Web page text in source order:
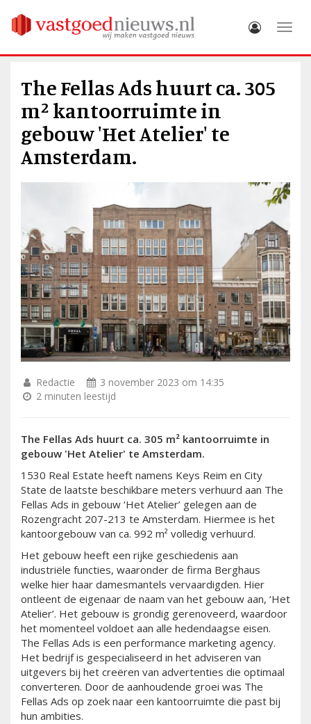
The Fellas Ads huurt ca. 305
m² kantoorruimte in
gebouw 'Het Atelier' te
Amsterdam.
Redactie
3 november 2023 om 14:35
2 minuten leestijd
The Fellas Ads huurt ca. 305 m² kantoorruimte in
gebouw 'Het Atelier' te Amsterdam.
1530 Real Estate heeft namens Keys Reim en City
State de laatste beschikbare meters verhuurd aan The
Fellas Ads in gebouw ‘Het Atelier’ gelegen aan de
Rozengracht 207-213 te Amsterdam. Hiermee is het
kantoorgebouw van ca. 992 m² volledig verhuurd.
Het gebouw heeft een rijke geschiedenis aan
industriële functies, waaronder de firma Berghaus
welke hier haar damesmantels vervaardigden. Hier
ontleent de eigenaar de naam van het gebouw aan, ‘Het
Atelier’. Het gebouw is grondig gerenoveerd, waardoor
het momenteel voldoet aan alle hedendaagse eisen.
The Fellas Ads is een performance marketing agency.
Het bedrijf is gespecialiseerd in het adviseren van
uitgevers bij het creëren van advertenties die optimaal
converteren. Door de aanhoudende groei was The
Fellas Ads op zoek naar een kantoorruimte die past bij
hun ambities.